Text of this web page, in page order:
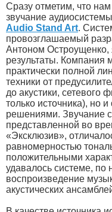
Сразу отметим, что
звучание
Audio Stand Art.
провозглашаемый
Антоном Остроущенко,
результаты. Компания
практически полной
техники от
до акустики, сетевого
только источника), но
решениями. Звучание
представленной во
«Эксклюзив»,
равномерностью
положительными
удавалось системе,
воспроизведение
акустических